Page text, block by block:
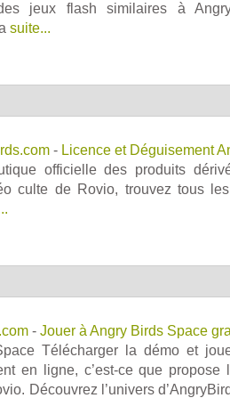
jeux flash similaires à
suite...
- Licence et Déguisement
officielle des produits
culte de Rovio, trouvez tous
- Jouer à Angry Birds Space
Télécharger la démo et
en ligne, c’est-ce que
Découvrez l’univers